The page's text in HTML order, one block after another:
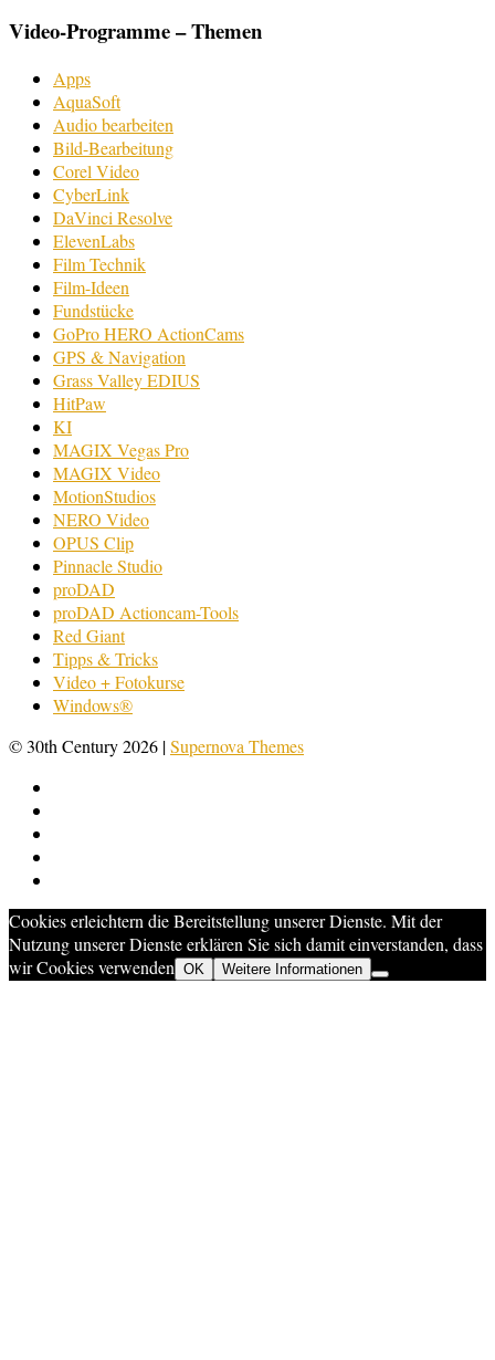
Video-Programme – Themen
Apps
AquaSoft
Audio bearbeiten
Bild-Bearbeitung
Corel Video
CyberLink
DaVinci Resolve
ElevenLabs
Film Technik
Film-Ideen
Fundstücke
GoPro HERO ActionCams
GPS & Navigation
Grass Valley EDIUS
HitPaw
KI
MAGIX Vegas Pro
MAGIX Video
MotionStudios
NERO Video
OPUS Clip
Pinnacle Studio
proDAD
proDAD Actioncam-Tools
Red Giant
Tipps & Tricks
Video + Fotokurse
Windows®
© 30th Century 2026 |Supernova Themes
Cookies erleichtern die Bereitstellung unserer Dienste. Mit der
Nutzung unserer Dienste erklären Sie sich damit einverstanden, dass
wir Cookies verwenden OK Weitere Informationen